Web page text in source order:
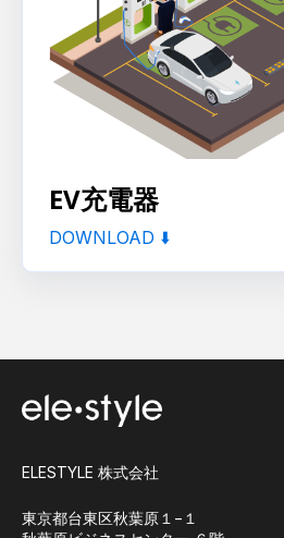
EV充電器
DOWNLOAD ⬇️
ELESTYLE 株式会社
東京都台東区秋葉原１−１